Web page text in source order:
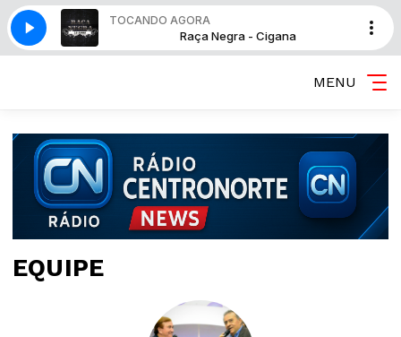
TOCANDO AGORA
- Cigana Raça Negra - Cigana
MENU
EQUIPE